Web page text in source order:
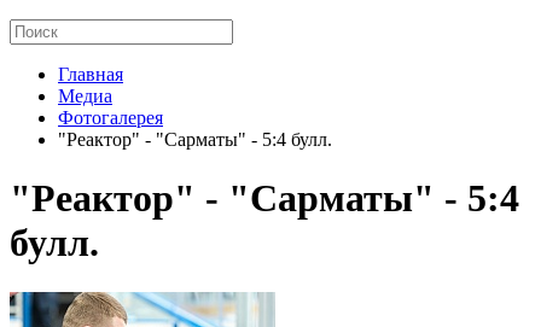
Главная
Медиа
Фотогалерея
"Реактор" - "Сарматы" - 5:4 булл.
"Реактор" - "Сарматы" - 5:4
булл.